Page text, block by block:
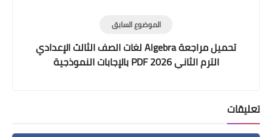
الموضوع السابق
تحميل مراجعة Algebra لغات الصف الثالث الإعدادي
الترم الثاني 2026 PDF بالإجابات النموذجية
تعليقات